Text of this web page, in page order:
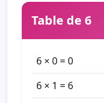
Table de 6
6 × 0 = 0
6 × 1 = 6